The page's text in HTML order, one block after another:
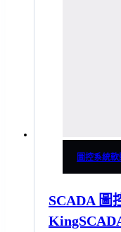
圖控系統軟
SCADA 圖